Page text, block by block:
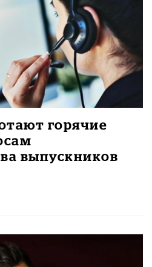
горячие
выпускников